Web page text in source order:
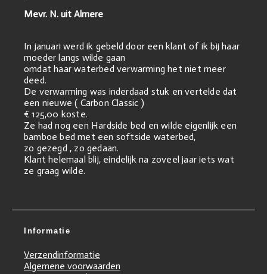
Mevr. N. uit Almere
In januari werd ik gebeld door een klant of ik bij haar
moeder langs wilde gaan
omdat haar waterbed verwarming het niet meer
deed.
De verwarming was inderdaad stuk en vertelde dat
een nieuwe ( Carbon Classic )
€ 125,00 koste.
Ze had nog een Hardside bed en wilde eigenlijk een
bamboe bed met een softside waterbed,
zo gezegd , zo gedaan.
Klant helemaal blij, eindelijk na zoveel jaar iets wat
ze graag wilde.
Informatie
Verzendinformatie
Algemene voorwaarden